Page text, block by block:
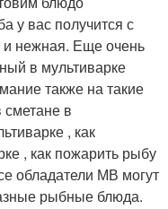
у вас получится с
и нежная. Еще очень
в мультиварке
также на такие
в
, как
, как пожарить рыбу
обладатели МВ могут
рыбные блюда.